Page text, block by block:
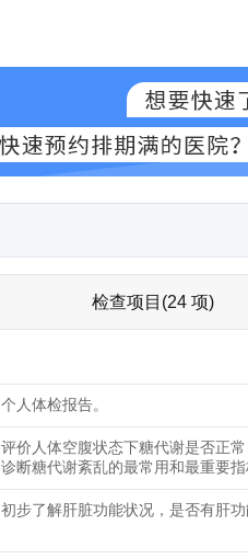
检查项目(24 项)
个人体检报告。
评价人体空腹状态下糖代谢是否正
诊断糖代谢紊乱的最常用和最重要指
初步了解肝脏功能状况，是否有肝功